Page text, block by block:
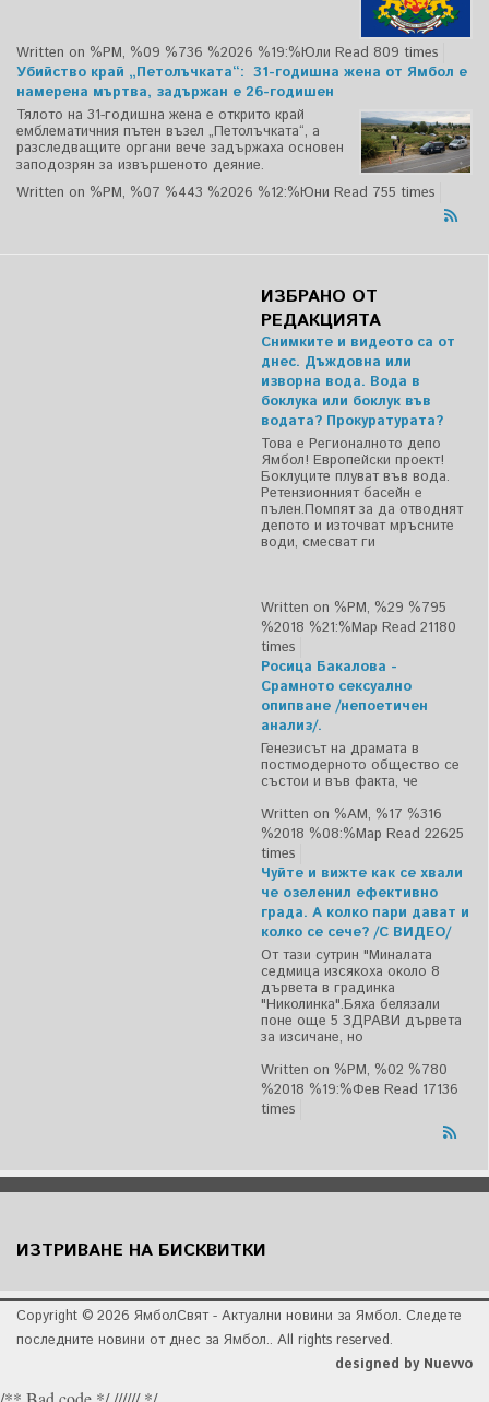
Written on %PM, %09 %736 %2026 %19:%Юли Read 809 times
Убийство край „Петолъчката“: 31-годишна жена от Ямбол е
намерена мъртва, задържан е 26-годишен
Тялото на 31-годишна жена е открито край
емблематичния пътен възел „Петолъчката“, а
разследващите органи вече задържаха основен
заподозрян за извършеното деяние.
Written on %PM, %07 %443 %2026 %12:%Юни Read 755 times
ИЗБРАНО ОТ
РЕДАКЦИЯТА
Снимките и видеото са от
днес. Дъждовна или
изворна вода. Вода в
боклука или боклук във
водата? Прокуратурата?
Това е Регионалното депо
Ямбол! Европейски проект!
Боклуците плуват във вода.
Ретензионният басейн е
пълен.Помпят за да отводнят
депото и източват мръсните
води, смесват ги
Written on %PM, %29 %795
%2018 %21:%Мар Read 21180
times
Росица Бакалова -
Срамното сексуално
опипване /непоетичен
анализ/.
Генезисът на драмата в
постмодерното общество се
състои и във факта, че
Written on %AM, %17 %316
%2018 %08:%Мар Read 22625
times
Чуйте и вижте как се хвали
че озеленил ефективно
града. А колко пари дават и
колко се сече? /С ВИДЕО/
От тази сутрин "Миналата
седмица изсякоха около 8
дървета в градинка
"Николинка".Бяха белязали
поне още 5 ЗДРАВИ дървета
за изсичане, но
Written on %PM, %02 %780
%2018 %19:%Фев Read 17136
times
ИЗТРИВАНЕ НА БИСКВИТКИ
Copyright © 2026 ЯмболСвят - Актуални новини за Ямбол. Следете
последните новини от днес за Ямбол.. All rights reserved.
designed by Nuevvo